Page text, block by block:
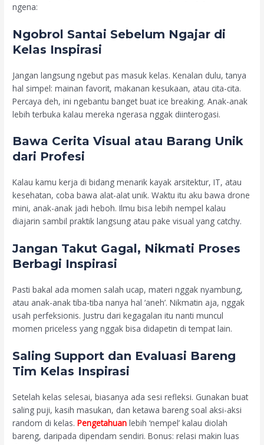
ngena:
Ngobrol Santai Sebelum Ngajar di
Kelas Inspirasi
Jangan langsung ngebut pas masuk kelas. Kenalan dulu, tanya
hal simpel: mainan favorit, makanan kesukaan, atau cita-cita.
Percaya deh, ini ngebantu banget buat ice breaking. Anak-anak
lebih terbuka kalau mereka ngerasa nggak diinterogasi.
Bawa Cerita Visual atau Barang Unik
dari Profesi
Kalau kamu kerja di bidang menarik kayak arsitektur, IT, atau
kesehatan, coba bawa alat-alat unik. Waktu itu aku bawa drone
mini, anak-anak jadi heboh. Ilmu bisa lebih nempel kalau
diajarin sambil praktik langsung atau pake visual yang catchy.
Jangan Takut Gagal, Nikmati Proses
Berbagi Inspirasi
Pasti bakal ada momen salah ucap, materi nggak nyambung,
atau anak-anak tiba-tiba nanya hal ‘aneh’. Nikmatin aja, nggak
usah perfeksionis. Justru dari kegagalan itu nanti muncul
momen priceless yang nggak bisa didapetin di tempat lain.
Saling Support dan Evaluasi Bareng
Tim Kelas Inspirasi
Setelah kelas selesai, biasanya ada sesi refleksi. Gunakan buat
saling puji, kasih masukan, dan ketawa bareng soal aksi-aksi
random di kelas.Pengetahuan lebih ‘nempel’ kalau diolah
bareng, daripada dipendam sendiri. Bonus: relasi makin luas